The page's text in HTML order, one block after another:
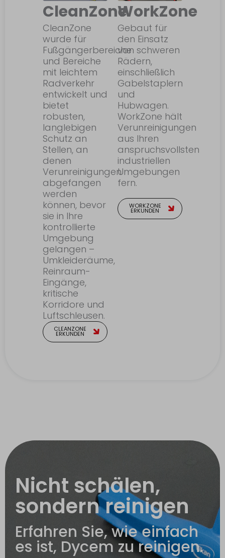
CleanZone
CleanZone
wurde für
Fußgängerbereiche
und Bereiche
mit leichtem
Radverkehr
entwickelt und
bietet
robusten,
langlebigen
Schutz an
Stellen, an
denen
Verunreinigungen
abgefangen
werden
können, bevor
sie in Ihre
kontrollierte
Umgebung
gelangen –
Umkleideräume,
Reinraum-
Eingänge,
kritische
Korridore und
Luftschleusen.
CLEANZONE
ERKUNDEN
WorkZone
Gebaut für
den Einsatz
von schweren
Rädern,
einschließlich
Gabelstaplern
und
Hubwagen.
WorkZone hält
Verunreinigungen
aus Ihren
anspruchsvollsten
industriellen
Umgebungen
fern.
WORKZONE
ERKUNDEN
Nicht schälen,
sondern reinigen
Erfahren Sie, wie einfach
es ist, Dycem zu reinigen.